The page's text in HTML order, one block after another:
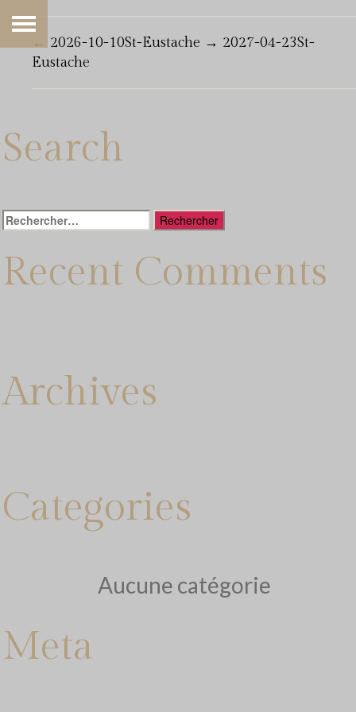
← 2026-10-10St-Eustache → 2027-04-23St-
Eustache
Search
Rechercher :
Recent Comments
Archives
Categories
Aucune catégorie
Meta